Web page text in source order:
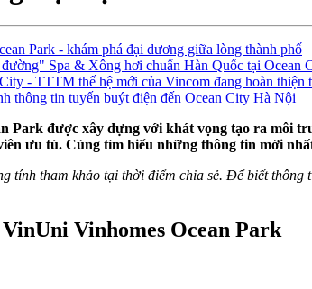
Park - khám phá đại dương giữa lòng thành phố
Spa & Xông hơi chuẩn Hàn Quốc tại Ocean
- TTTM thế hệ mới của Vincom đang hoàn thiện
thông tin tuyến buýt điện đến Ocean City Hà Nội
Park được xây dựng với khát vọng tạo ra môi
ưu tú. Cùng tìm hiểu những thông tin mới
tính tham khảo tại thời điểm chia sẻ. Để biết
Vinhomes Ocean Park